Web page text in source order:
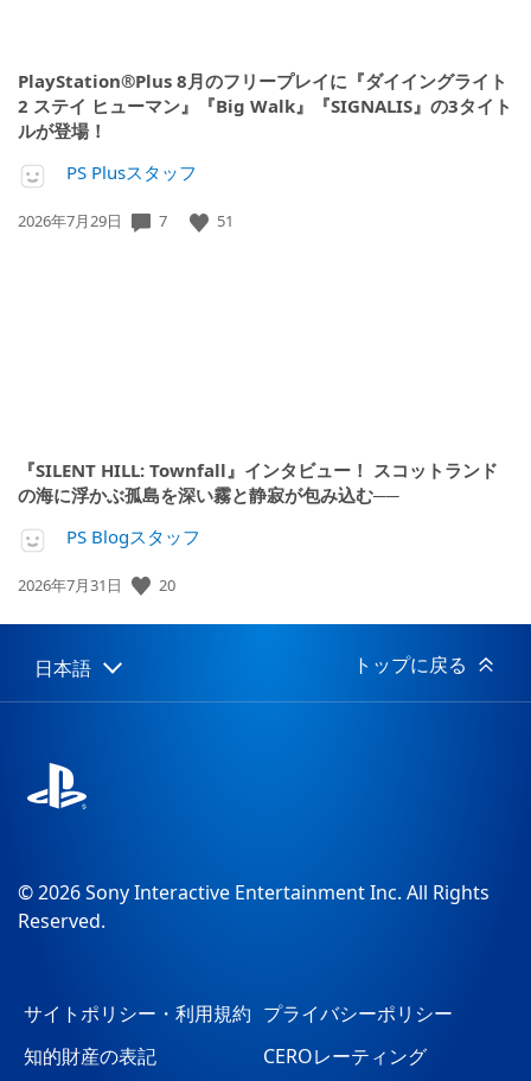
PlayStation®Plus 8月のフリープレイに『ダイイングライト
2 ステイ ヒューマン』『Big Walk』『SIGNALIS』の3タイト
ルが登場！
PS Plusスタッフ
公
2026年7月29日 7 51
『SILENT HILL: Townfall』インタビュー！ スコットランド
の海に浮かぶ孤島を深い霧と静寂が包み込む──
PS Blogスタッフ
公
日:
2026年7月31日 20
Select
a
Current
region:
日本語 トップに戻る
© 2026 Sony Interactive Entertainment Inc. All Rights
Reserved.
サイトポリシー・利用規約 プライバシーポリシー
知的財産の表記
CEROレーティング